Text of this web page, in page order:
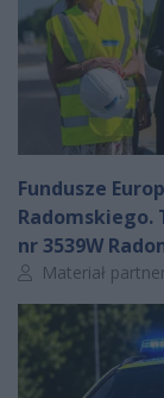
Fundusze
nr 3539W
Autor artykułu:
Materiał